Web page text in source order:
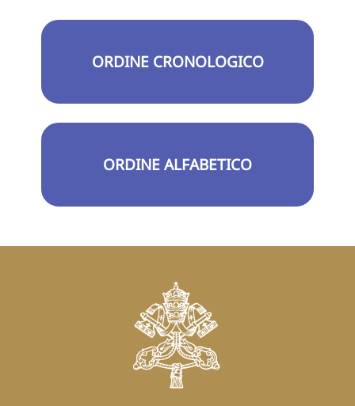
ORDINE CRONOLOGICO
ORDINE ALFABETICO